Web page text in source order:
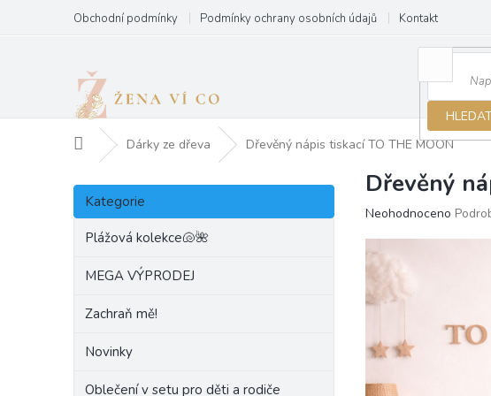
obsah
Obchodní podmínky Podmínky ochrany osobních údajů Kontakt
Domů Dárky ze dřeva Dřevěný nápis tiskací TO THE MOON
P
s
Přeskočit
kategorie
Kategorie
Plážová kolekce🐚🌺
MEGA VÝPRODEJ
Zachraň mě!
Novinky
Oblečení v setu pro děti a rodiče
Dřevěný
Průměrné
je
z
Neohodnoceno